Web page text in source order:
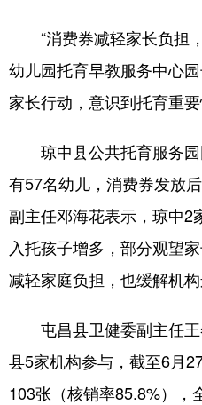
“消费券减轻家长负担
幼儿园托育早教服务中心
家长行动，意识到托育重要
琼中县公共托育服务园
有57名幼儿，消费券发放
副主任邓海花表示，琼中2
入托孩子增多，部分观望
减轻家庭负担，也缓解机构
屯昌县卫健委副主任王
县5家机构参与，截至6月
103张（核销率85.8%），